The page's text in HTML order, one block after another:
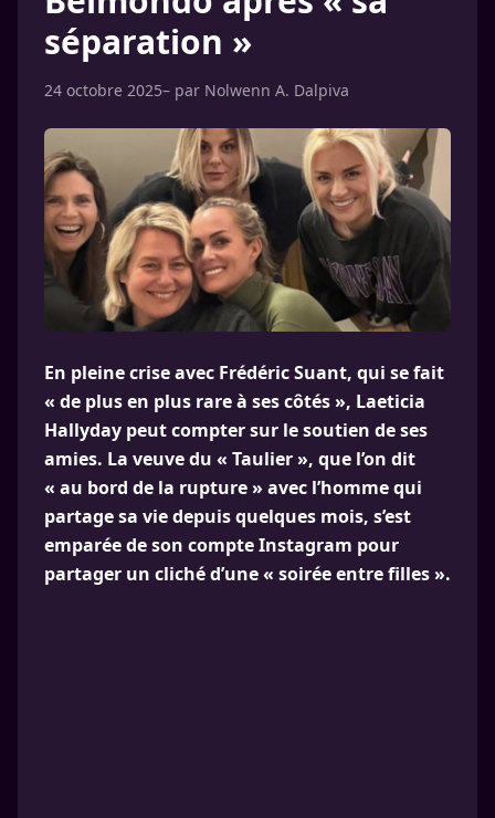
séparation »
24 octobre 2025– par Nolwenn A. Dalpiva
En pleine crise avec Frédéric Suant, qui se fait
« de plus en plus rare à ses côtés », Laeticia
Hallyday peut compter sur le soutien de ses
amies. La veuve du « Taulier », que l’on dit
« au bord de la rupture » avec l’homme qui
partage sa vie depuis quelques mois, s’est
emparée de son compte Instagram pour
partager un cliché d’une « soirée entre filles ».